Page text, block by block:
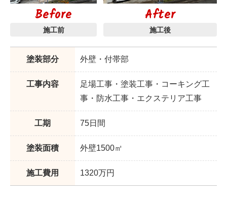
Before
施工前
After
施工後
塗装部分 外壁・付帯部
工事内容
足場工事・塗装工事・コーキング工
事・防水工事・エクステリア工事
工期 75日間
塗装面積 外壁1500㎡
施工費用 1320万円